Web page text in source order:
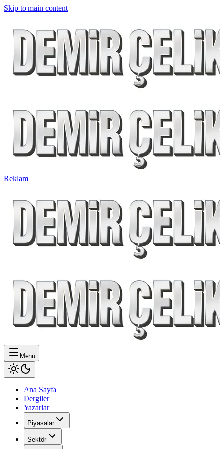
Skip to main content
Reklam
Menü
Ana Sayfa
Dergiler
Yazarlar
Piyasalar
Sektör